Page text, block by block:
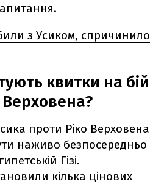
з Усиком, спричинило
квитки на бій
проти Ріко Верховена
наживо безпосередньо
Гізі.
кілька цінових